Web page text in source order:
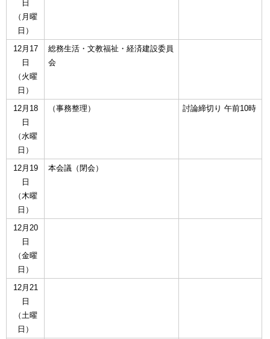
日
（月曜
日）
12月17
日
（火曜
日）
総務生活・文教福祉・経済建設委員
会
12月18
日
（水曜
日）
（事務整理） 討論締切り 午前10時
12月19
日
（木曜
日）
本会議（閉会）
12月20
日
（金曜
日）
12月21
日
（土曜
日）